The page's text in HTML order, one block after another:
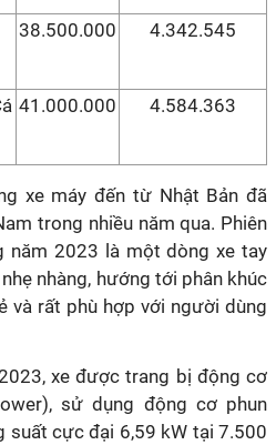
38.500.000 4.342.545
41.000.000 4.584.363
xe máy đến từ Nhật Bản đã
trong nhiều năm qua. Phiên
năm 2023 là một dòng xe tay
nhàng, hướng tới phân khúc
và rất phù hợp với người dùng
xe được trang bị động cơ
sử dụng động cơ phun
suất cực đại 6,59 kW tại 7.500